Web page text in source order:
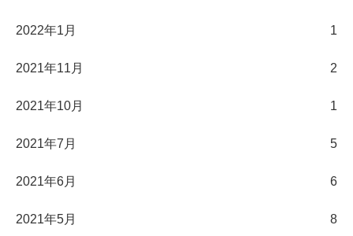
2022年1月 1
2021年11月 2
2021年10月 1
2021年7月 5
2021年6月 6
2021年5月 8